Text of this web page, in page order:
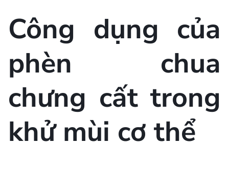
Công dụng của
phèn chua
chưng cất trong
khử mùi cơ thể